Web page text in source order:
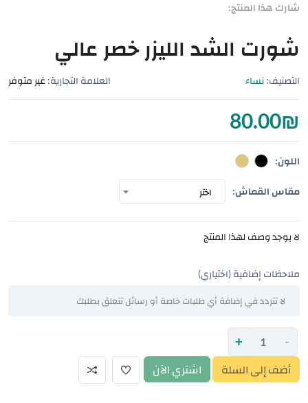
شارك هذا المنتج:
شورت الشد الليزر خصر عالي
التصنيف: نساء العلامة التجارية: غير متوفر
80.00₪
اللون:
مقاس القماش: اختر
لا يوجد وصف لهذا المنتج
ملاحظات إضافية (اختياري)
-
+
أضف إلى السلة اشتري الآن